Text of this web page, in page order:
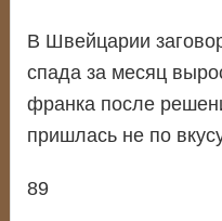
В Швейцарии
спада за месяц
франка после
пришлась не по
89